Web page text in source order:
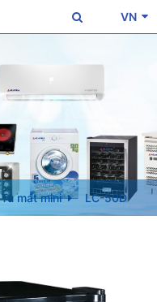
VN
Tủ mát mini LC-50D